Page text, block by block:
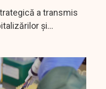
a transmis
și
19 în ultimele 24